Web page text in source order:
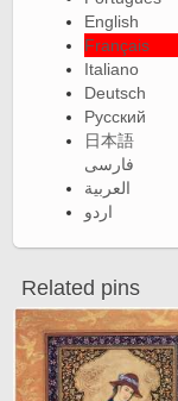
English
Français
Italiano
Deutsch
Русский
日本語
فارسی
العربية
اردو
Related pins